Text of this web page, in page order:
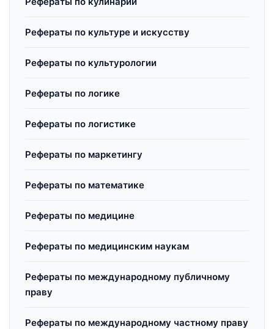
Рефераты по культуре и искусству
Рефераты по культурологии
Рефераты по логике
Рефераты по логистике
Рефераты по маркетингу
Рефераты по математике
Рефераты по медицине
Рефераты по медицинским наукам
Рефераты по международному публичному
праву
Рефераты по международному частному праву